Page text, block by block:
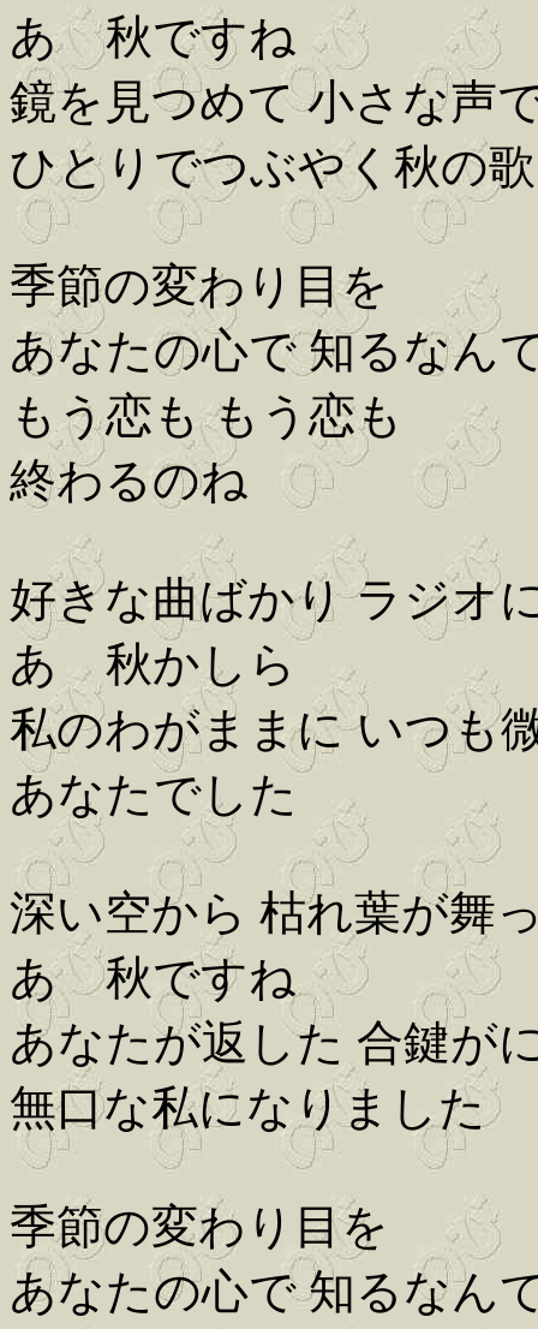
あゝ秋ですね
鏡を見つめて 小さな声
ひとりでつぶやく秋の歌
季節の変わり目を
あなたの心で 知るなん
もう恋も もう恋も
終わるのね
好きな曲ばかり ラジオ
あゝ秋かしら
私のわがままに いつも
あなたでした
深い空から 枯れ葉が舞
あゝ秋ですね
あなたが返した 合鍵が
無口な私になりました
季節の変わり目を
あなたの心で 知るなん